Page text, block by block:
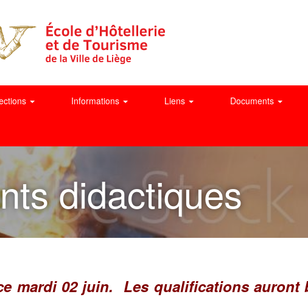
Informations Liens Documents
didactiques
mardi 02 juin. Les qualifications auront